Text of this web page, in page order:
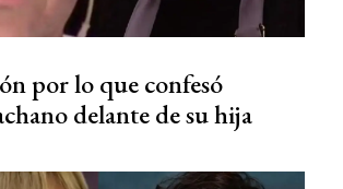
por lo que confesó
delante de su hija